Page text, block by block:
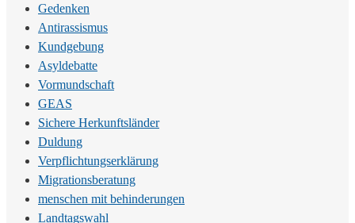
Gedenken
Antirassismus
Kundgebung
Asyldebatte
Vormundschaft
GEAS
Sichere Herkunftsländer
Duldung
Verpflichtungserklärung
Migrationsberatung
menschen mit behinderungen
Landtagswahl